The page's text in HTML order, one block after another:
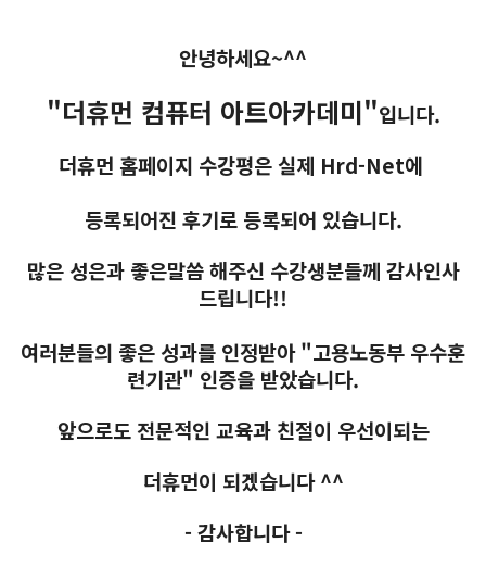
안녕하세요~^^
"더휴먼 컴퓨터 아트아카데미"입니다.
더휴먼 홈페이지 수강평은 실제 Hrd-Net에
등록되어진 후기로 등록되어 있습니다.
많은 성은과 좋은말씀 해주신 수강생분들께 감사인사
드립니다!!
여러분들의 좋은 성과를 인정받아 "고용노동부 우수훈
련기관" 인증을 받았습니다.
앞으로도 전문적인 교육과 친절이 우선이되는
더휴먼이 되겠습니다 ^^
- 감사합니다 -
BIM 건축설계 및 실내건축설계(캐드(CAD),맥스(MAX),레빗(REVIT))실무자 양성과정
반응형/웹퍼블리셔/프론트엔드 웹개발자(웹디자인)
반응형/웹퍼블리셔/프론트엔드 웹개발자(웹디자인기능사 과정평가형)
디지털컨버전스 자바(JAVA)개발자(전자정부 프레임워크/SPRING)
전산세무회계 자격취득과정[전산회계1급/전산세무2급/FAT1급/TAT2급]
컴퓨터활용능력2급(필기+실기) 및 ITQ자격증 취득(한글,엑셀,파워포인트)
직업상담사 2급 (필기+실기) 자격증 취득과정
일러스트 자격증 취득과정(GTQi 1급)
전산회계 1급 / FAT 1급 자격증 취득과정